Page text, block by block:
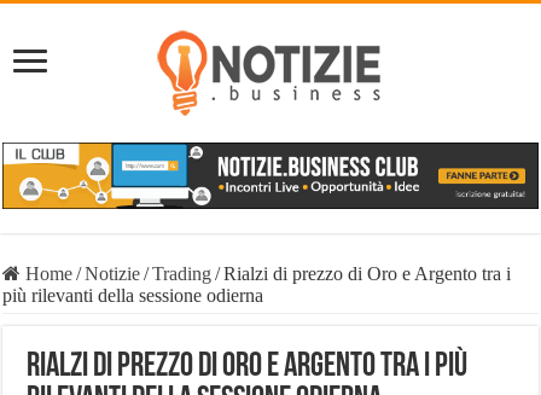
Home/Notizie/Trading/Rialzi di prezzo di Oro e Argento tra i
più rilevanti della sessione odierna
Rialzi di prezzo di Oro e Argento tra i più